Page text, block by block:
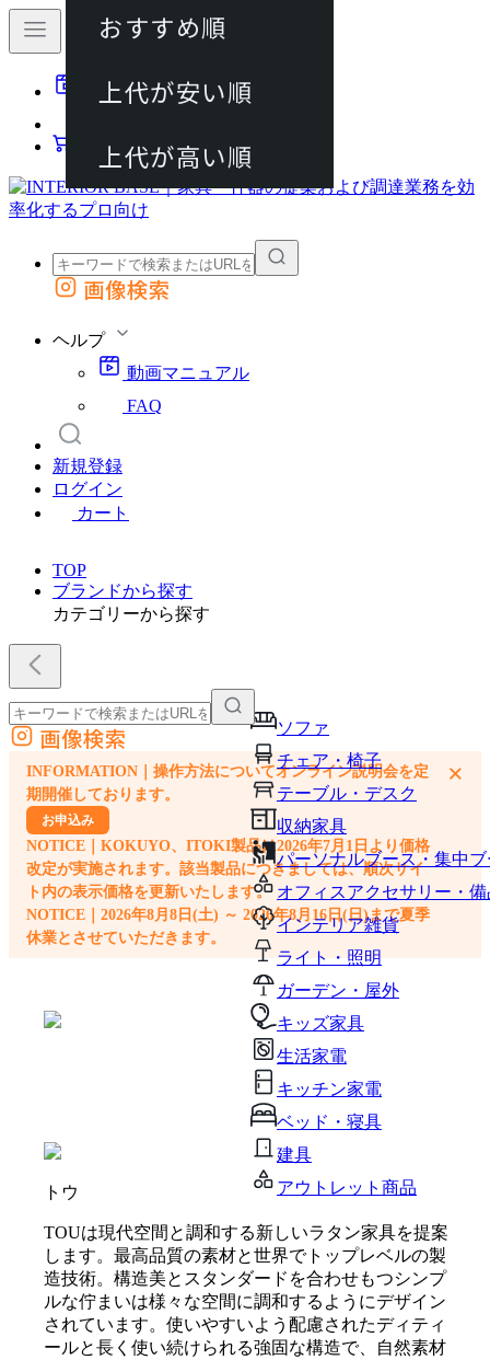
動画マニュアル
カート
外部サイトの商品をカートに追加
画像検索
ヘルプ
動画マニュアル
FAQ
新規登録
ログイン
カート
TOP
ブランドから探す
カテゴリーから探す
ソファ
チェア・椅子
テーブル・デスク
収納家具
パーソナルブース・集中
オフィスアクセサリー・備
インテリア雑貨
ライト・照明
ガーデン・屋外
キッズ家具
生活家電
キッチン家電
ベッド・寝具
建具
アウトレット商品
外部サイトの商品をカートに追加
他のサイトで見つけた商品ページのURLを貼り付けて、カートに追加できます
画像検索
INFORMATION｜操作方法についてオンライン説明会を定
期開催しております。
お申込み
NOTICE｜KOKUYO、ITOKI製品は2026年7月1日より価格
改定が実施されます。該当製品につきましては、順次サイ
ト内の表示価格を更新いたします。
NOTICE｜2026年8月8日(土) ～ 2026年8月16日(日)まで夏季
休業とさせていただきます。
×
トウ
TOUは現代空間と調和する新しいラタン家具を提案
します。最高品質の素材と世界でトップレベルの製
造技術。構造美とスタンダードを合わせもつシンプ
ルな佇まいは様々な空間に調和するようにデザイン
されています。使いやすいよう配慮されたディティ
ールと長く使い続けられる強固な構造で、自然素材
おすすめ順
上代が安い順
上代が高い順